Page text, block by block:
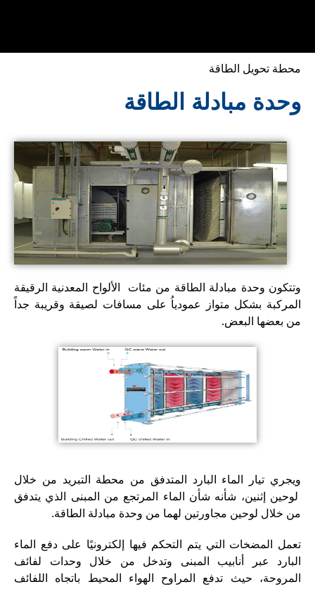
محطة تحويل الطاقة
وحدة مبادلة الطاقة
وتتكون وحدة مبادلة الطاقة من مئات الألواح المعدنية الرقيقة
المركبة بشكل متواز عمودياُ على مسافات لصيقة وقريبة جداً
من بعضها البعض.
ويجري تيار الماء البارد المتدفق من محطة التبريد من خلال
لوحين إثنين، شأنه شأن الماء المرتجع من المبنى الذي يتدفق
من خلال لوحين مجاورتين لهما من وحدة مبادلة الطاقة.
تعمل المضخات التي يتم التحكم فيها إلكترونيًا على دفع الماء
البارد عبر أنابيب المبنى وتدخل من خلال وحدات لفائف
المروحة، حيث تدفع المراوح الهواء المحيط باتجاه اللفائف